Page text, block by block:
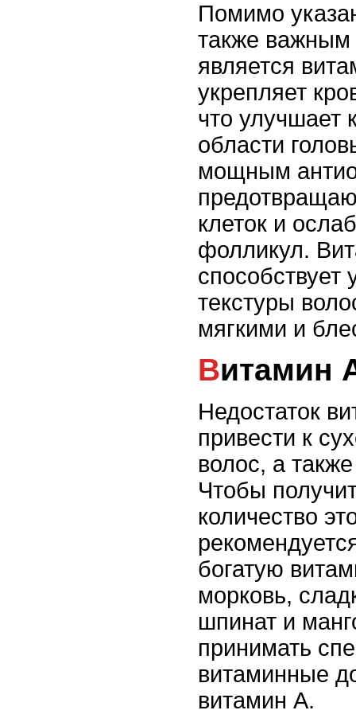
Помимо
также важным
является
укрепляет
что улучшает
области
мощным
клеток и
фолликул.
текстуры
мягкими и
Витамин
Недостаток
привести к
волос, а
Чтобы
количество
богатую
морковь,
шпинат и
принимать
витаминные
витамин А.